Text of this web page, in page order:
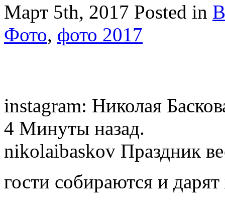
Март 5th, 2017 Posted in
Фото, фото 2017
instagram: Николая
4 Минуты назад.
nikolaibaskov Праздник
гости собираются и